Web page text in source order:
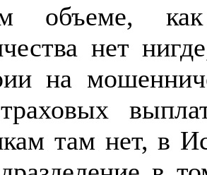
объеме, как
нет
на
там нет, в